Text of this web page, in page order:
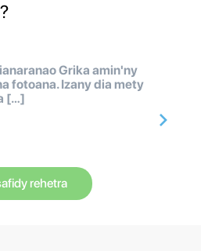
Grika amin'ny
fotoana. Izany dia mety
[…]
rehetra